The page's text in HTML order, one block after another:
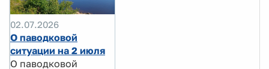
02.07.2026
О паводковой
ситуации на 2 июля
О паводковой